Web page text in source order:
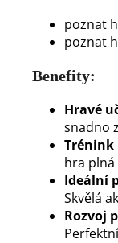
poznat
poznat
Benefity:
Hravé
snadno
Trénink
hra plná
Ideální
Skvělá
Rozvoj